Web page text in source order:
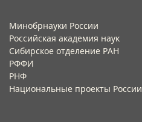
Минобрнауки России
Российская академия наук
Сибирское отделение РАН
РФФИ
РНФ
Национальные проекты России